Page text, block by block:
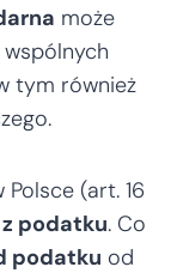
może
tym również
(art. 16
podatku. Co
podatku od